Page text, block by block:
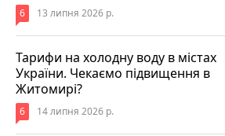
6 13 липня 2026 р.
Тарифи на холодну воду в містах
України. Чекаємо підвищення в
Житомирі?
6 14 липня 2026 р.